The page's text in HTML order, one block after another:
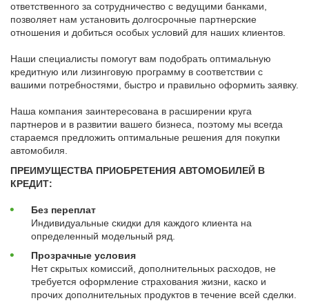
Акции
О компании
Контакты
Автомобили
+7 (4162) 22-95-09
Запчасти
Сервисный центр
+7 (4162) 22–95–69
График работы: ПН-ПТ с 8.30 до 18.00 (+6 по МСК)
График работы сервис: ПН-СБ с 8.30 до 20.00
ответственного за сотрудничество с ведущими банками,
позволяет нам установить долгосрочные партнерские
отношения и добиться особых условий для наших клиентов.
Наши специалисты помогут вам подобрать оптимальную
кредитную или лизинговую программу в соответствии с
вашими потребностями, быстро и правильно оформить заявку.
Наша компания заинтересована в расширении круга
партнеров и в развитии вашего бизнеса, поэтому мы всегда
стараемся предложить оптимальные решения для покупки
автомобиля.
ПРЕИМУЩЕСТВА ПРИОБРЕТЕНИЯ АВТОМОБИЛЕЙ В
КРЕДИТ:
Без переплат
Индивидуальные скидки для каждого клиента на
определенный модельный ряд.
Прозрачные условия
Нет скрытых комиссий, дополнительных расходов, не
требуется оформление страхования жизни, каско и
прочих дополнительных продуктов в течение всей сделки.